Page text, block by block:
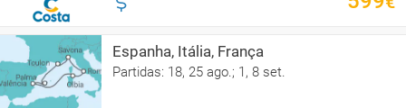
Espanha, Itália, França
Partidas: 18, 25 ago.; 1, 8 set.